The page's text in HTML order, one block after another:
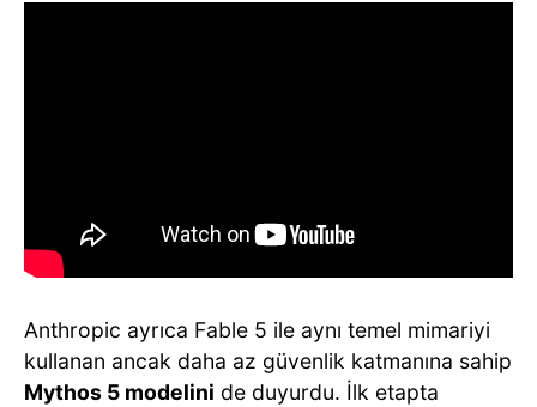
Anthropic ayrıca Fable 5 ile aynı temel mimariyi
kullanan ancak daha az güvenlik katmanına sahip
Mythos 5 modelini de duyurdu. İlk etapta